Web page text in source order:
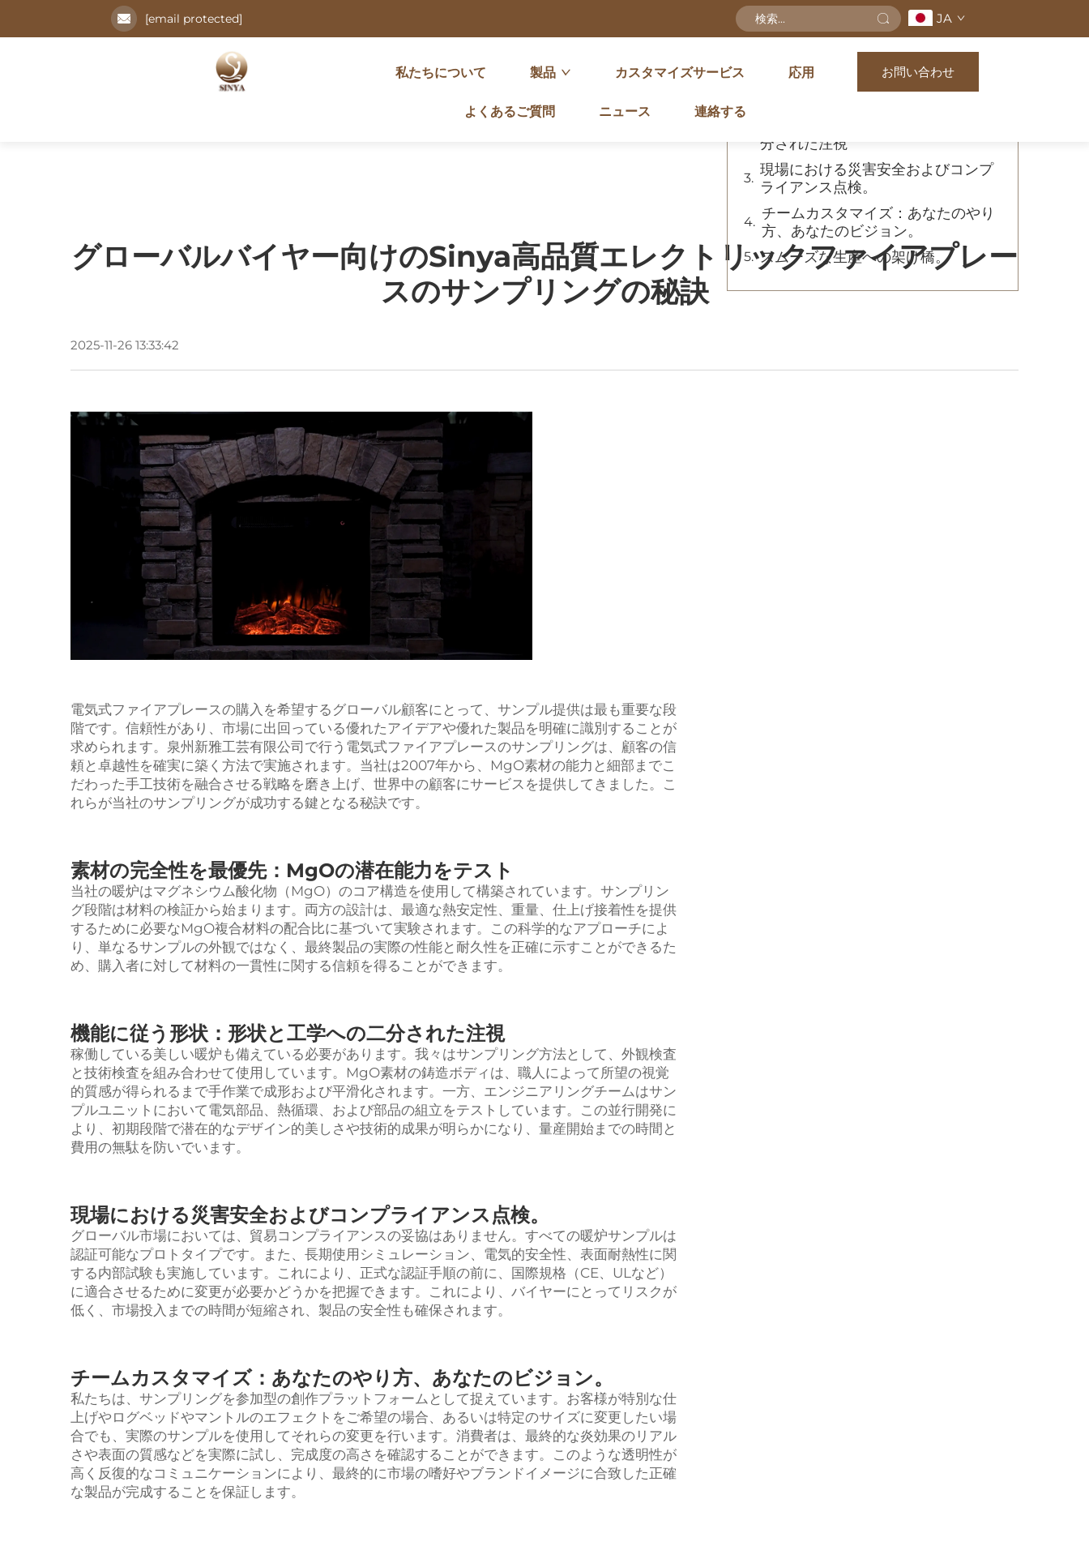
[email protected] JA
私たちについて 製品 カスタマイズサービス 応用
よくあるご質問 ニュース 連絡する
お問い合わせ
グローバルバイヤー向けのSinya高品質エレクトリックファイアプレー
スのサンプリングの秘訣
2025-11-26 13:33:42
電気式ファイアプレースの購入を希望するグローバル顧客にとって、サンプル提供は最も重要な段
階です。信頼性があり、市場に出回っている優れたアイデアや優れた製品を明確に識別することが
求められます。泉州新雅工芸有限公司で行う電気式ファイアプレースのサンプリングは、顧客の信
頼と卓越性を確実に築く方法で実施されます。当社は2007年から、MgO素材の能力と細部までこ
だわった手工技術を融合させる戦略を磨き上げ、世界中の顧客にサービスを提供してきました。こ
れらが当社のサンプリングが成功する鍵となる秘訣です。
素材の完全性を最優先：MgOの潜在能力をテスト
当社の暖炉はマグネシウム酸化物（MgO）のコア構造を使用して構築されています。サンプリン
グ段階は材料の検証から始まります。両方の設計は、最適な熱安定性、重量、仕上げ接着性を提供
するために必要なMgO複合材料の配合比に基づいて実験されます。この科学的なアプローチによ
り、単なるサンプルの外観ではなく、最終製品の実際の性能と耐久性を正確に示すことができるた
め、購入者に対して材料の一貫性に関する信頼を得ることができます。
機能に従う形状：形状と工学への二分された注視
稼働している美しい暖炉も備えている必要があります。我々はサンプリング方法として、外観検査
と技術検査を組み合わせて使用しています。MgO素材の鋳造ボディは、職人によって所望の視覚
的質感が得られるまで手作業で成形および平滑化されます。一方、エンジニアリングチームはサン
プルユニットにおいて電気部品、熱循環、および部品の組立をテストしています。この並行開発に
より、初期段階で潜在的なデザイン的美しさや技術的成果が明らかになり、量産開始までの時間と
費用の無駄を防いでいます。
現場における災害安全およびコンプライアンス点検。
グローバル市場においては、貿易コンプライアンスの妥協はありません。すべての暖炉サンプルは
認証可能なプロトタイプです。また、長期使用シミュレーション、電気的安全性、表面耐熱性に関
する内部試験も実施しています。これにより、正式な認証手順の前に、国際規格（CE、ULなど）
に適合させるために変更が必要かどうかを把握できます。これにより、バイヤーにとってリスクが
低く、市場投入までの時間が短縮され、製品の安全性も確保されます。
チームカスタマイズ：あなたのやり方、あなたのビジョン。
私たちは、サンプリングを参加型の創作プラットフォームとして捉えています。お客様が特別な仕
上げやログベッドやマントルのエフェクトをご希望の場合、あるいは特定のサイズに変更したい場
合でも、実際のサンプルを使用してそれらの変更を行います。消費者は、最終的な炎効果のリアル
さや表面の質感などを実際に試し、完成度の高さを確認することができます。このような透明性が
高く反復的なコミュニケーションにより、最終的に市場の嗜好やブランドイメージに合致した正確
な製品が完成することを保証します。
目次
素材の完全性を最優先：MgOの潜在
分された注視
現場における災害安全およびコンプ
ライアンス点検。
チームカスタマイズ：あなたのやり
方、あなたのビジョン。
スムーズな生産への架け橋。